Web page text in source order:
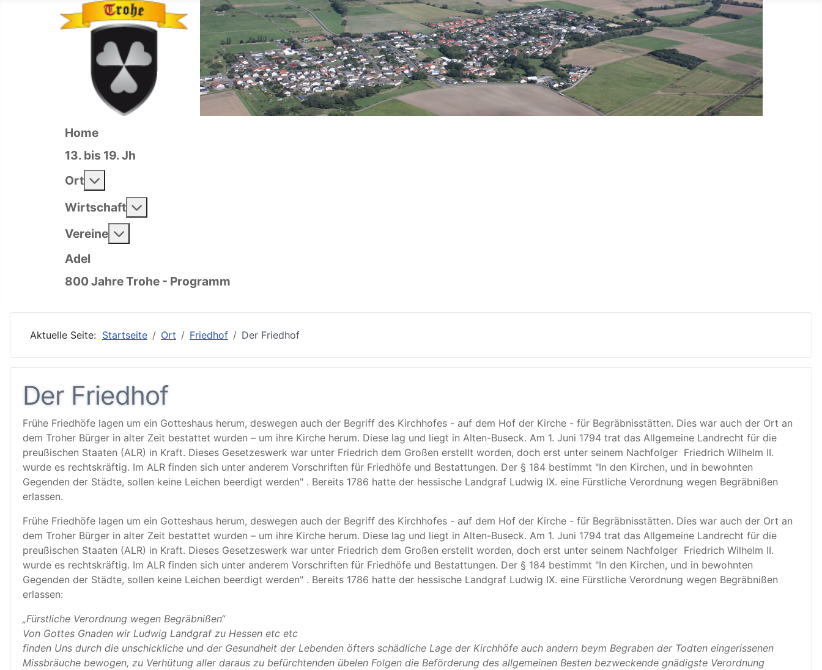
Home
13. bis 19. Jh
Ort
Weitere Informationen: Ort
Wirtschaft
Weitere Informationen: Wirtschaft
Vereine
Weitere Informationen: Vereine
Adel
800 Jahre Trohe - Programm
Aktuelle Seite: Startseite Ort Friedhof Der Friedhof
Der Friedhof
Frühe Friedhöfe lagen um ein Gotteshaus herum, deswegen auch der Begriff des Kirchhofes - auf dem Hof der Kirche - für Begräbnisstätten. Dies war auch der Ort an
dem Troher Bürger in alter Zeit bestattet wurden – um ihre Kirche herum. Diese lag und liegt in Alten-Buseck. Am 1. Juni 1794 trat das Allgemeine Landrecht für die
preußischen Staaten (ALR) in Kraft. Dieses Gesetzeswerk war unter Friedrich dem Großen erstellt worden, doch erst unter seinem Nachfolger Friedrich Wilhelm II.
wurde es rechtskräftig. Im ALR finden sich unter anderem Vorschriften für Friedhöfe und Bestattungen. Der § 184 bestimmt "In den Kirchen, und in bewohnten
Gegenden der Städte, sollen keine Leichen beerdigt werden" . Bereits 1786 hatte der hessische Landgraf Ludwig IX. eine Fürstliche Verordnung wegen Begräbnißen
erlassen.
Frühe Friedhöfe lagen um ein Gotteshaus herum, deswegen auch der Begriff des Kirchhofes - auf dem Hof der Kirche - für Begräbnisstätten. Dies war auch der Ort an
dem Troher Bürger in alter Zeit bestattet wurden – um ihre Kirche herum. Diese lag und liegt in Alten-Buseck. Am 1. Juni 1794 trat das Allgemeine Landrecht für die
preußischen Staaten (ALR) in Kraft. Dieses Gesetzeswerk war unter Friedrich dem Großen erstellt worden, doch erst unter seinem Nachfolger Friedrich Wilhelm II.
wurde es rechtskräftig. Im ALR finden sich unter anderem Vorschriften für Friedhöfe und Bestattungen. Der § 184 bestimmt "In den Kirchen, und in bewohnten
Gegenden der Städte, sollen keine Leichen beerdigt werden" . Bereits 1786 hatte der hessische Landgraf Ludwig IX. eine Fürstliche Verordnung wegen Begräbnißen
erlassen:
„Fürstliche Verordnung wegen Begräbnißen“
Von Gottes Gnaden wir Ludwig Landgraf zu Hessen etc etc
finden Uns durch die unschickliche und der Gesundheit der Lebenden öfters schädliche Lage der Kirchhöfe auch andern beym Begraben der Todten eingerissenen
Missbräuche bewogen, zu Verhütung aller daraus zu befürchtenden übelen Folgen die Beförderung des allgemeinen Besten bezweckende gnädigste Verordnung